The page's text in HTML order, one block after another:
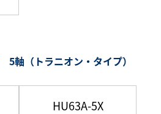
軸（トラニオン・タイプ）
HU63A-5X